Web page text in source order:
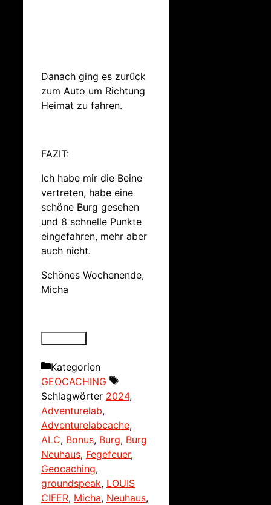
Danach ging es zurück
zum Auto um Richtung
Heimat zu fahren.
FAZIT:
Ich habe mir die Beine
vertreten, habe eine
schöne Burg gesehen
und 8 schnelle Punkte
eingefahren, mehr aber
auch nicht.
Schönes Wochenende,
Micha
Kategorien
GEOCACHING
Schlagwörter 2024,
Adventurelab,
Adventurelabcache,
ALC, Bonus, Burg, Burg
Neuhaus, Fegefeuer,
Geocaching,
groundspeak, LOUIS
CIFER, Micha, Neuhaus,